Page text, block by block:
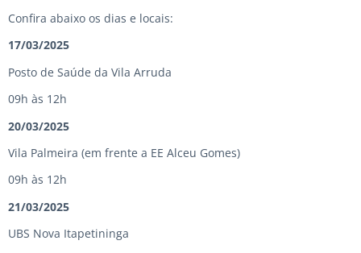
Confira abaixo os dias e locais:
17/03/2025
Posto de Saúde da Vila Arruda
09h às 12h
20/03/2025
Vila Palmeira (em frente a EE Alceu Gomes)
09h às 12h
21/03/2025
UBS Nova Itapetininga